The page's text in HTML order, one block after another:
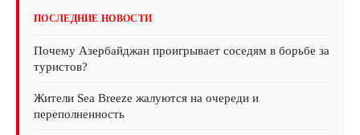
ПОСЛЕДНИЕ НОВОСТИ
Почему Азербайджан проигрывает соседям в борьбе за
туристов?
Жители Sea Breeze жалуются на очереди и
переполненность